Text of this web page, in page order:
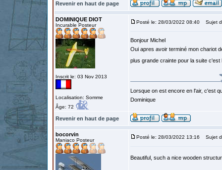
Revenir en haut de page
DOMINIQUE DIOT
Incurable Posteur
Inscrit le: 03 Nov 2013
Localisation: Somme
Âge: 72
Posté le: 28/03/2022 08:40 Sujet
Bonjour Michel
Oui apres avoir terminé mon chariot
plus grande crainte pour la suite
Lorsque on est encore en l'air, c'est
Dominique
Revenir en haut de page
bocorvin
Maniaco Posteur
Posté le: 28/03/2022 13:16 Sujet
Beautiful, such a nice wooden